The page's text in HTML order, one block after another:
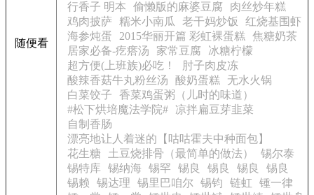
随便看
行香子 明本
偷懒版的麻婆豆腐
肉丝炒年糕
鸡肉披萨
糯米小南瓜 老干妈炒饭
红烧基围虾
海参炖蛋
2015华丽开篇 彩虹裸蛋糕
焦糖奶茶
居家必备-疙瘩汤
家常豆腐
冰糖柠檬
超方便(上班族)必吃！
肘子肉皮冻
酸辣香菇牛丸粉丝汤
酸奶蛋糕
无水火锅
白菜饺子
香菜鸡蛋粥（儿时的味道）
#松下烘培魔法学院#
凉拌扁豆芽韭菜
自制香肠
漂亮地让人着迷的【咕咕霍夫中种面包】
花生糖
土豆烧排骨（最简单的做法）
锡尔泰
锡特库
锡纳海 锡罕 锡良 锡良 锡良
锡良
锡赖
锡达理 锡里巴咱尔 锡钧 链虹
锺一律